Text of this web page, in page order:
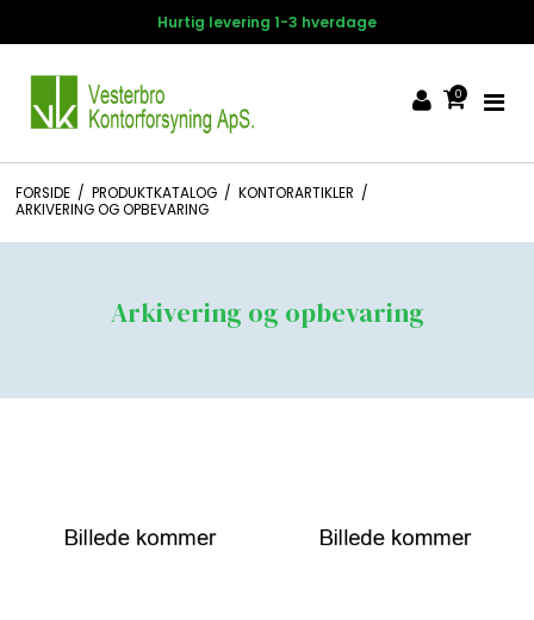
Hurtig levering 1-3 hverdage
0
FORSIDE / PRODUKTKATALOG / KONTORARTIKLER /
ARKIVERING OG OPBEVARING
Arkivering og opbevaring